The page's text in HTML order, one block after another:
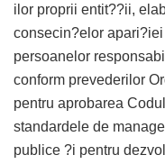
ilor proprii entit??ii,
consecin?elor
persoanelor
conform prevederilor
pentru aprobarea
standardele de
publice ?i pentru